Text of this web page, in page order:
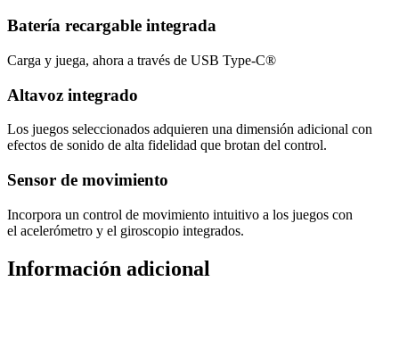
Batería recargable integrada
Carga y juega, ahora a través de USB Type-C®
Altavoz integrado
Los juegos seleccionados adquieren una dimensión adicional con
efectos de sonido de alta fidelidad que brotan del control.
Sensor de movimiento
Incorpora un control de movimiento intuitivo a los juegos con
el acelerómetro y el giroscopio integrados.
Información adicional